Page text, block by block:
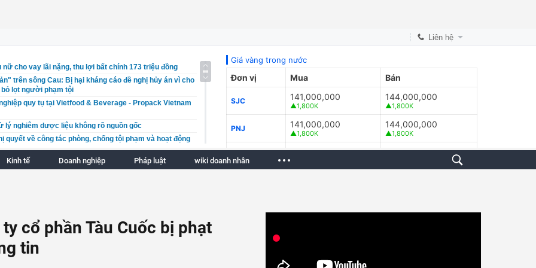
Liên hệ
cho vay lãi nặng, thu lợi bất chính 173 triệu đồng
trên sông Cau: Bị hại kháng cáo đề nghị hủy án vì cho
lọt người phạm tội
quy tụ tại Vietfood & Beverage - Propack Vietnam
lý nghiêm dược liệu không rõ nguồn gốc
quyết về công tác phòng, chống tội phạm và hoạt động
vi phạm về buôn lậu thuốc lá sau 10 năm
mở mới giảm mạnh
liên tiếp, giá dầu quay đầu tăng mạnh
trọng cho lộ trình tái cơ cấu vốn Nhà nước tại doanh
Kinh tế Doanh nghiệp Pháp luật wiki doanh nhân
cổ phần Tàu Cuốc bị phạt
tin